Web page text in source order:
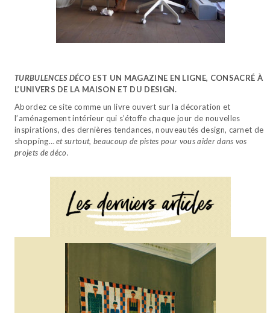
TURBULENCES DÉCO EST UN MAGAZINE EN LIGNE, CONSACRÉ À
L’UNIVERS DE LA MAISON ET DU DESIGN.
Abordez ce site comme un livre ouvert sur la décoration et
l’aménagement intérieur qui s’étoffe chaque jour de nouvelles
inspirations, des dernières tendances, nouveautés design, carnet de
shopping…et surtout, beaucoup de pistes pour vous aider dans vos
projets de déco.